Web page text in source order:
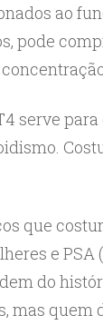
ao
pode
serve
que
e
do
mas